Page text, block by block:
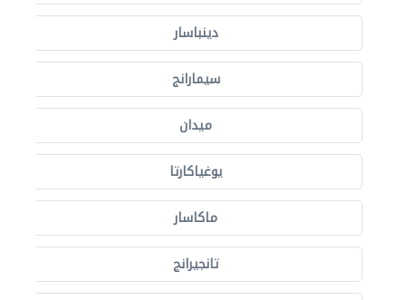
دينباسار
سيمارانج
ميدان
يوغياكارتا
ماكاسار
تانجيرانج